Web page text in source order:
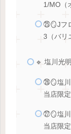
1/MO（
㉕🪞Jフ
3（バリ
🔹 塩川光
㉖🪞塩
当店限
㉗🪞塩
当店限